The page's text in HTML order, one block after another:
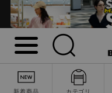
新着商品 カテゴリ